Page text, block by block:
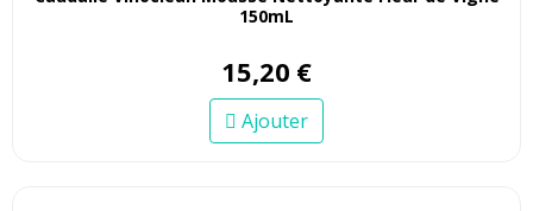
150mL
15,20 €
Ajouter